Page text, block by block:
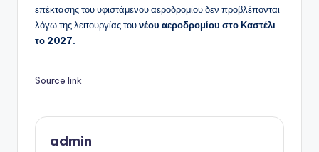
επέκτασης του υφιστάμενου αεροδρομίου δεν προβλέπονται
λόγω της λειτουργίας τουνέου αεροδρομίου στο Καστέλι
το 2027.
Source link
admin